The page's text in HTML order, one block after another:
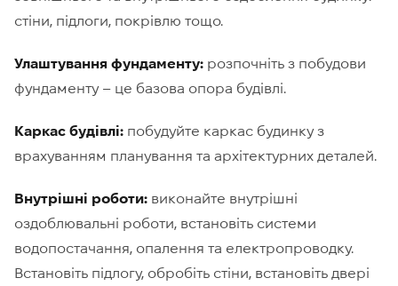
стіни, підлоги, покрівлю тощо.
Улаштування фундаменту: розпочніть з побудови
фундаменту – це базова опора будівлі.
Каркас будівлі: побудуйте каркас будинку з
врахуванням планування та архітектурних деталей.
Внутрішні роботи: виконайте внутрішні
оздоблювальні роботи, встановіть системи
водопостачання, опалення та електропроводку.
Встановіть підлогу, обробіть стіни, встановіть двері